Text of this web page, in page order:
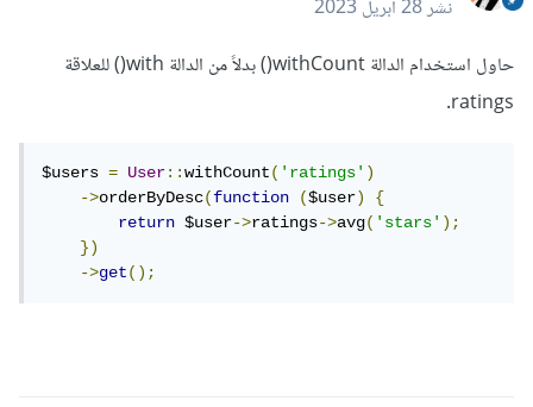
نشر28 أبريل 2023
حاول استخدام الدالة withCount() بدلاً من الدالة with() للعلاقة
ratings.
$users = User::withCount('ratings')
->orderByDesc(function ($user)
{
return $user->ratings->avg('stars');
})
->get();